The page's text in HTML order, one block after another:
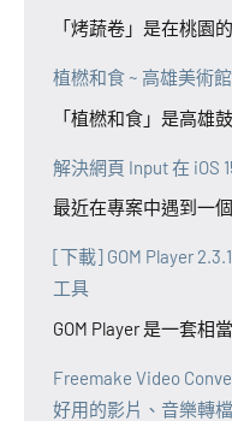
「烤蔬卷」是在桃園
植橪和食 ~ 高雄美術
「植橪和食」是高雄
解決網頁 Input 在 iOS
最近在專案中遇到一
[下載] GOM Player
工具
GOM Player 是一套相
Freemake Video
好用的影片、音樂轉